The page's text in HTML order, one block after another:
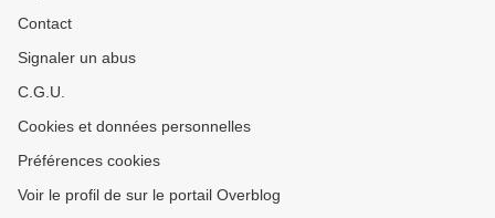
Contact
Signaler un abus
C.G.U.
Cookies et données personnelles
Préférences cookies
Voir le profil de sur le portail Overblog